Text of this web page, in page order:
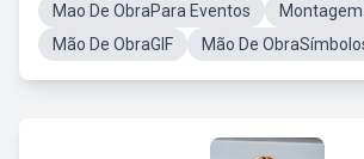
Mao De ObraPara Eventos
Mão De ObraGIF
Mão De